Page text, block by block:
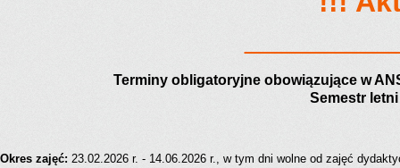
Terminy obligatoryjne obowiązujące w
Semestr letni
Okres zajęć: 23.02.2026 r. - 14.06.2026 r., w tym dni wolne od zajęć